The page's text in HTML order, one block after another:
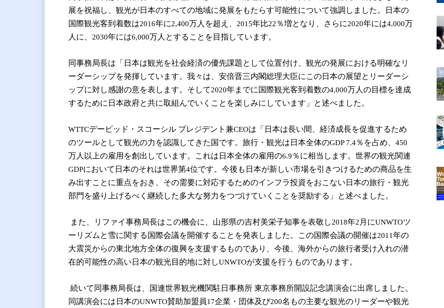
展を祝福し、観光が日本のすべての地域に発展をもたらす可能性について強調しました。日本の
国際観光客到着数は2016年に2,400万人を超え、 2015年比22 ％増となり、さらに2020年には4,000万
人に、
2030年には6,000万人とすることを目指しています。
同事務局長は「日本は観光を社会経済の優先課題として位置付け、観光の発展における明確なリ
ーダーシップを発揮しています。我々は、安倍晋三内閣総理大臣にこの日本の展望とリーダーシ
ップに対し感謝の意を表します。そして2020年までに国際観光客到着数の4,000万人の目標を達成
するために日本政府と共に取組んでいくことを楽しみにしています」と述べました。
WTTCデービッド・スコーシル プレジデント兼CEOは「日本は長い間、経済成長を促進するため
のツールとして観光の力を認識してきた国です。旅行・観光は日本全体のGDP 7.4％を占め、 450
万人以上の雇用を創出しています。これは日本全体の雇用の6.9 ％に相当します。世界の観光関連
GDPにおいて日本のそれは世界第4位です。今後も日本が新しい市場を引きつけるための商品を生
み出すことに重点をおき、その需要に対応するためのインフラ投資をおこない日本の旅行・観光
部門を盛り上げるべく継続した多大な努力をつづけていくことを奨励する」と述べました。
また、リファイ事務局長はこの機会に、山形県の吉村美栄子知事を表敬し2018年2月にUNWTOツ
ーリズムと雪に関する国際会議を開催することを発表しました。この国際会議の開催は2011年の
大震災からの東北地方全体の復興を支援するものであり、今後、海外からの旅行者受け入れの潜
在的可能性の高い日本の観光目的地に対しUNWTOが支援を行うものであります。
続いて同事務局長は、国連世界観光機関駐日事務所東京事務所開設記念講演会に出席しました。
同講演会には日本のUNWTO賛助加盟員17企業・団体及び200名もの主要な観光のリーダーや観光